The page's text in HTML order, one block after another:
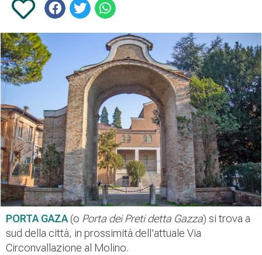
PORTA GAZA(o Porta dei Preti detta Gazza) si trova a
sud della città, in prossimità dell’attuale Via
Circonvallazione al Molino.